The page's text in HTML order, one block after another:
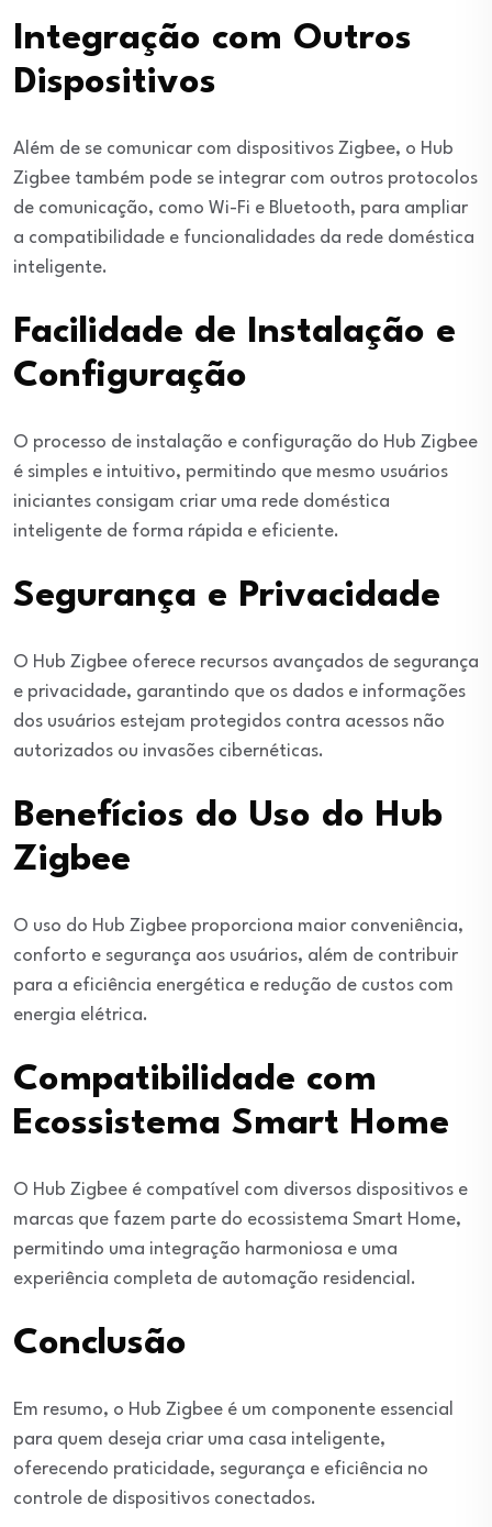
Integração com Outros
Dispositivos
Além de se comunicar com dispositivos Zigbee, o Hub
Zigbee também pode se integrar com outros protocolos
de comunicação, como Wi-Fi e Bluetooth, para ampliar
a compatibilidade e funcionalidades da rede doméstica
inteligente.
Facilidade de Instalação e
Configuração
O processo de instalação e configuração do Hub Zigbee
é simples e intuitivo, permitindo que mesmo usuários
iniciantes consigam criar uma rede doméstica
inteligente de forma rápida e eficiente.
Segurança e Privacidade
O Hub Zigbee oferece recursos avançados de segurança
e privacidade, garantindo que os dados e informações
dos usuários estejam protegidos contra acessos não
autorizados ou invasões cibernéticas.
Benefícios do Uso do Hub
Zigbee
O uso do Hub Zigbee proporciona maior conveniência,
conforto e segurança aos usuários, além de contribuir
para a eficiência energética e redução de custos com
energia elétrica.
Compatibilidade com
Ecossistema Smart Home
O Hub Zigbee é compatível com diversos dispositivos e
marcas que fazem parte do ecossistema Smart Home,
permitindo uma integração harmoniosa e uma
experiência completa de automação residencial.
Conclusão
Em resumo, o Hub Zigbee é um componente essencial
para quem deseja criar uma casa inteligente,
oferecendo praticidade, segurança e eficiência no
controle de dispositivos conectados.